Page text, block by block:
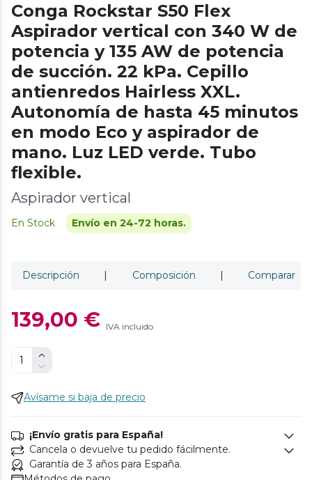
Conga Rockstar S50 Flex
Aspirador vertical con 340 W de
potencia y 135 AW de potencia
de succión. 22 kPa. Cepillo
antienredos Hairless XXL.
Autonomía de hasta 45 minutos
en modo Eco y aspirador de
mano. Luz LED verde. Tubo
flexible.
Aspirador vertical
En Stock Envío en 24-72 horas.
Descripción | Composición | Comparar
139,00 € IVA incluido
Avísame si baja de precio
¡Envío gratis para España!
Cancela o devuelve tu pedido fácilmente.
Garantía de 3 años para España.